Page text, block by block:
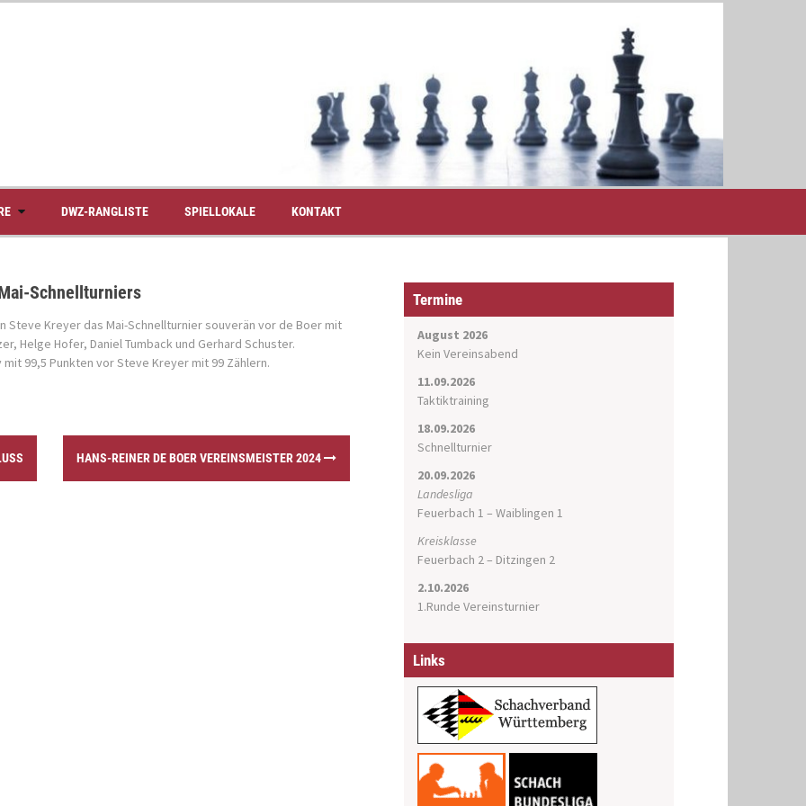
DWZ-RANGLISTE SPIELLOKALE KONTAKT
Schnellturniers
Steve Kreyer das Mai-Schnellturnier souverän vor de Boer mit
Helge Hofer, Daniel Tumback und Gerhard Schuster.
99,5 Punkten vor Steve Kreyer mit 99 Zählern.
HANS-REINER DE BOER VEREINSMEISTER 2024
Termine
August 2026
Kein Vereinsabend
11.09.2026
Taktiktraining
18.09.2026
Schnellturnier
20.09.2026
Landesliga
Feuerbach 1 – Waiblingen 1
Kreisklasse
Feuerbach 2 – Ditzingen 2
2.10.2026
1.Runde Vereinsturnier
Links